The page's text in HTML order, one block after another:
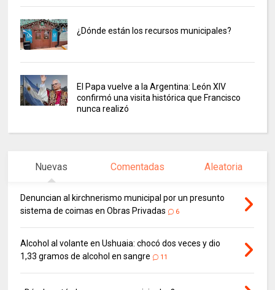
¿Dónde están los recursos municipales?
El Papa vuelve a la Argentina: León XIV
confirmó una visita histórica que Francisco
nunca realizó
Nuevas Comentadas Aleatoria
Denuncian al kirchnerismo municipal por un presunto
sistema de coimas en Obras Privadas
6
Alcohol al volante en Ushuaia: chocó dos veces y dio
1,33 gramos de alcohol en sangre
11